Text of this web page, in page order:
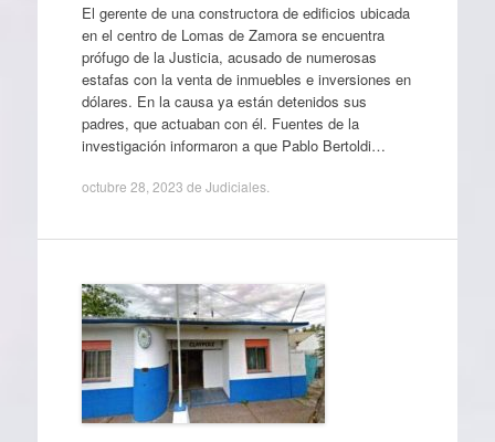
El gerente de una constructora de edificios ubicada
en el centro de Lomas de Zamora se encuentra
prófugo de la Justicia, acusado de numerosas
estafas con la venta de inmuebles e inversiones en
dólares. En la causa ya están detenidos sus
padres, que actuaban con él. Fuentes de la
investigación informaron a que Pablo Bertoldi…
octubre 28, 2023 de Judiciales.